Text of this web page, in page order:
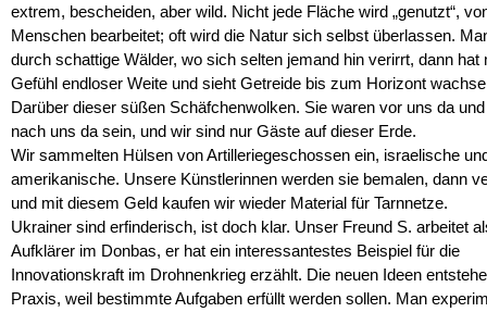
extrem, bescheiden, aber wild. Nicht jede Fläche wird „genutzt“,
Menschen bearbeitet; oft wird die Natur sich selbst überlassen.
durch schattige Wälder, wo sich selten jemand hin verirrt, dann hat
Gefühl endloser Weite und sieht Getreide bis zum Horizont
Darüber dieser süßen Schäfchenwolken. Sie waren vor uns da
nach uns da sein, und wir sind nur Gäste auf dieser Erde.
Wir sammelten Hülsen von Artilleriegeschossen ein, israelische
amerikanische. Unsere Künstlerinnen werden sie bemalen, dann
und mit diesem Geld kaufen wir wieder Material für Tarnnetze.
Ukrainer sind erfinderisch, ist doch klar. Unser Freund S. arbeitet
Aufklärer im Donbas, er hat ein interessantestes Beispiel für die
Innovationskraft im Drohnenkrieg erzählt. Die neuen Ideen
Praxis, weil bestimmte Aufgaben erfüllt werden sollen. Man